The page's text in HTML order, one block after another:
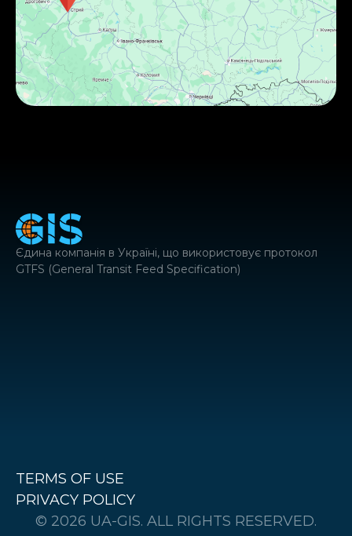
Єдина компанія в Україні, що використовує протокол
GTFS (General Transit Feed Specification)
TERMS OF USE
PRIVACY POLICY
© 2026 UA-GIS. ALL RIGHTS RESERVED.